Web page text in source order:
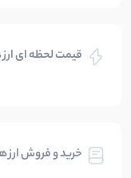
بلاکچین
تحلیل
قیمت لحظه ای ارز
خرید و فروش ارز